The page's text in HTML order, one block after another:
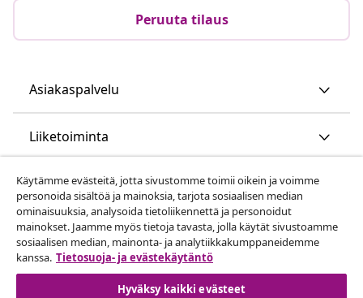
Peruuta tilaus
Asiakaspalvelu
Liiketoiminta
vidaXL
Löydä lisää
Käytämme evästeitä, jotta sivustomme toimii oikein ja voimme
personoida sisältöä ja mainoksia, tarjota sosiaalisen median
ominaisuuksia, analysoida tietoliikennettä ja personoidut
mainokset. Jaamme myös tietoja tavasta, jolla käytät sivustoamme
sosiaalisen median, mainonta- ja analytiikkakumppaneidemme
kanssa. Tietosuoja- ja evästekäytäntö
Hyväksy kaikki evästeet